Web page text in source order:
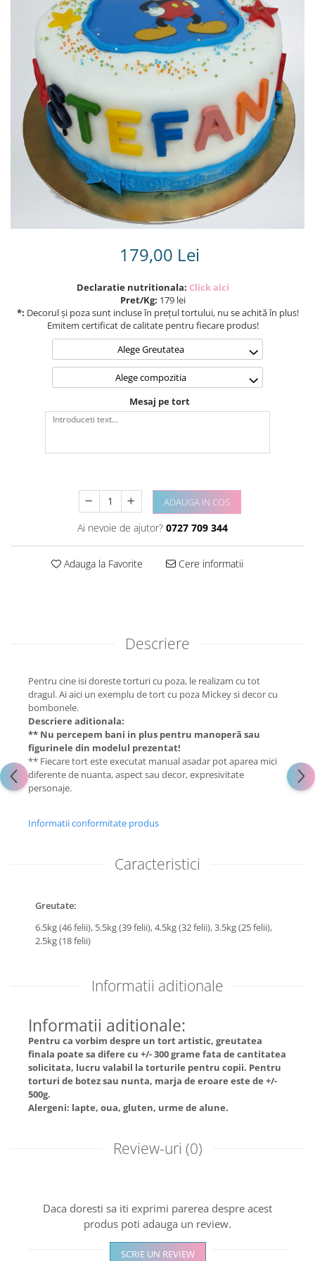
Torturi in frosting- crema pentru
Torturi cu flori
Tortulețe 1.7 kg - 2 kg
179,00 Lei
Declaratie nutritionala: Click aici
Pret/Kg: 179 lei
*: Decorul și poza sunt incluse în prețul tortului, nu se achită în plus!
Emitem certificat de calitate pentru fiecare produs!
Alege Greutatea
Alege compozitia
Mesaj pe tort
ADAUGA IN COS
Ai nevoie de ajutor? 0727 709 344
Adauga la Favorite Cere informatii
Descriere
Pentru cine isi doreste torturi cu poza, le realizam cu tot
dragul. Ai aici un exemplu de tort cu poza Mickey si decor cu
bombonele.
Descriere aditionala:
** Nu percepem bani in plus pentru manoperă sau
figurinele din modelul prezentat!
** Fiecare tort este executat manual asadar pot aparea mici
diferente de nuanta, aspect sau decor, expresivitate
personaje.
Informatii conformitate produs
Caracteristici
Greutate:
6.5kg (46 felii), 5.5kg (39 felii),4.5kg (32 felii),3.5kg (25 felii),
2.5kg (18 felii)
Informatii aditionale
Informatii aditionale:
Pentru ca vorbim despre un tort artistic, greutatea
finala poate sa difere cu +/- 300 grame fata de cantitatea
solicitata, lucru valabil la torturile pentru copii. Pentru
torturi de botez sau nunta, marja de eroare este de +/-
500g.
Alergeni: lapte, oua, gluten, urme de alune.
Review-uri (0)
Daca doresti sa iti exprimi parerea despre acest
produs poti adauga un review.
SCRIE UN REVIEW